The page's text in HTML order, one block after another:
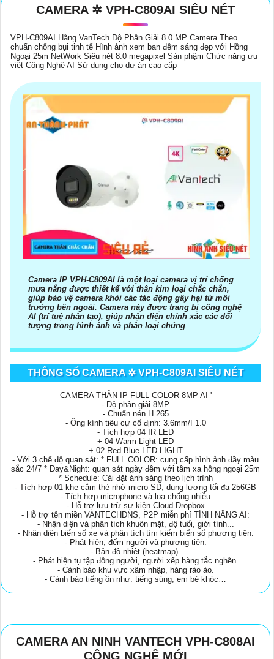
CAMERA ✲ VPH-C809AI SIÊU NÉT
VPH-C809AI Hãng VanTech Độ Phân Giải 8.0 MP Camera Theo
chuẩn chống bụi tinh tế Hình ảnh xem ban đêm sáng đẹp với Hồng
Ngoại 25m NetWork Siêu nét 8.0 megapixel Sản phậm Chức năng ưu
việt Công Nghệ AI Sử dụng cho dự án cao cấp
Camera IP VPH-C809AI là một loại camera vị trí chống
mưa nắng được thiết kế với thân kim loại chắc chắn,
giúp bảo vệ camera khỏi các tác động gây hại từ môi
trường bên ngoài. Camera này được trang bị công nghệ
AI (trí tuệ nhân tạo), giúp nhận diện chính xác các đối
tượng trong hình ảnh và phân loại chúng
THÔNG SỐ CAMERA ✲ VPH-C809AI SIÊU NÉT
CAMERA THÂN IP FULL COLOR 8MP AI '
- Độ phân giải 8MP
- Chuẩn nén H.265
- Ống kính tiêu cự cố định: 3.6mm/F1.0
- Tích hợp 04 IR LED
+ 04 Warm Light LED
+ 02 Red Blue LED LIGHT
- Với 3 chế độ quan sát: * FULL COLOR: cung cấp hình ảnh đầy màu
sắc 24/7 * Day&Night: quan sát ngày đêm với tầm xa hồng ngoại 25m
* Schedule: Cài đặt ánh sáng theo lịch trình
- Tích hợp 01 khe cắm thẻ nhớ micro SD, dung lượng tối đa 256GB
- Tích hợp microphone và loa chống nhiễu
- Hỗ trợ lưu trữ sự kiện Cloud Dropbox
- Hỗ trợ tên miền VANTECHDNS, P2P miễn phí TÍNH NĂNG AI:
- Nhận diện và phân tích khuôn mặt, độ tuổi, giới tính...
- Nhận diện biển số xe và phân tích tìm kiếm biển số phương tiện.
- Phát hiện, đếm người và phương tiện.
- Bản đồ nhiệt (heatmap).
- Phát hiện tụ tập đông người, người xếp hàng tắc nghẽn.
- Cảnh báo khu vực xâm nhập, hàng rào ảo.
- Cảnh báo tiếng ồn như: tiếng súng, em bé khóc…
CAMERA AN NINH VANTECH VPH-C808AI
CÔNG NGHỆ MỚI